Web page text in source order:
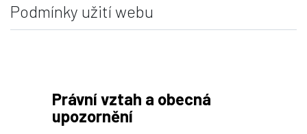
Podmínky užití webu
Právní vztah a obecná
upozornění